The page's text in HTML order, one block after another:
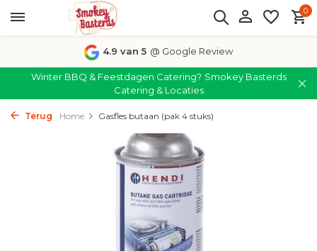
0
4.9 van 5 @ Google Review
Winter BBQ & Feestdagen Catering? Smokey Basterds
Catering & Locaties
Terug Home Gasfles butaan (pak 4 stuks)